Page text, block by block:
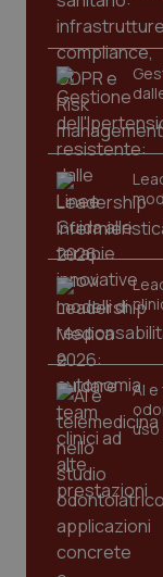
AI
tracking-
tracking-
tracking-
session-id